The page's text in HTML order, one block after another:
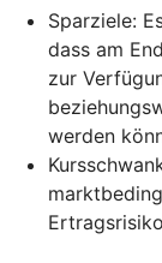
Sparziele:
dass am
zur
werden